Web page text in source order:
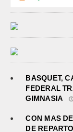
BASQUET,
FEDERAL
GIMNASIA
CON MAS
DE